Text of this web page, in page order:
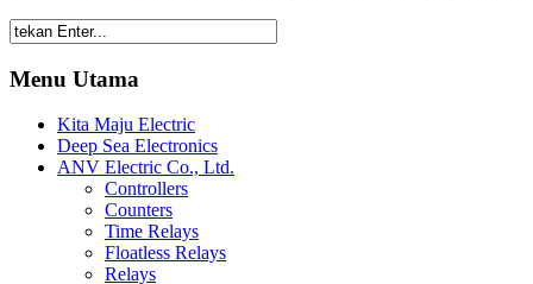
Menu Utama
Kita Maju Electric
Deep Sea Electronics
ANV Electric Co., Ltd.
Controllers
Counters
Time Relays
Floatless Relays
Relays